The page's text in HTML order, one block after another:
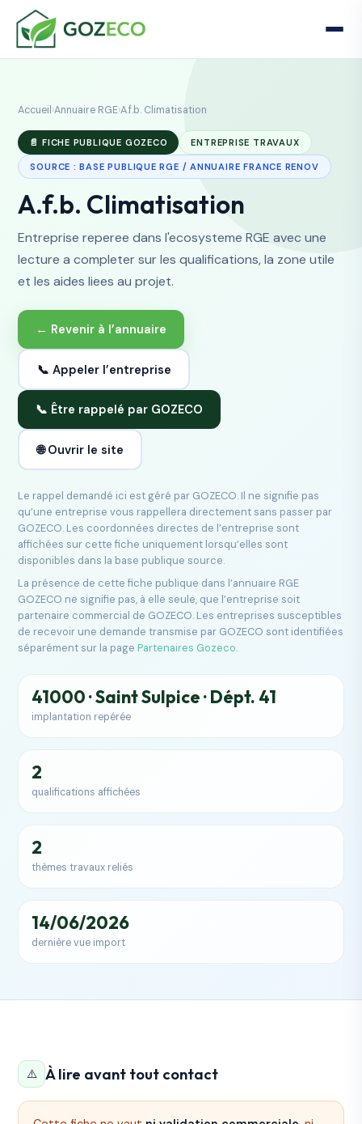
Accueil ›Annuaire RGE›A.f.b. Climatisation
📄 FICHE PUBLIQUE GOZECO ENTREPRISE TRAVAUX
SOURCE : BASE PUBLIQUE RGE / ANNUAIRE FRANCE RENOV
A.f.b. Climatisation
Entreprise reperee dans l'ecosysteme RGE avec une
lecture a completer sur les qualifications, la zone utile
et les aides liees au projet.
← Revenir à l’annuaire
📞 Appeler l’entreprise
📞 Être rappelé par GOZECO
🌐 Ouvrir le site
Le rappel demandé ici est géré par GOZECO. Il ne signifie pas
qu’une entreprise vous rappellera directement sans passer par
GOZECO. Les coordonnées directes de l’entreprise sont
affichées sur cette fiche uniquement lorsqu’elles sont
disponibles dans la base publique source.
La présence de cette fiche publique dans l’annuaire RGE
GOZECO ne signifie pas, à elle seule, que l’entreprise soit
partenaire commercial de GOZECO. Les entreprises susceptibles
de recevoir une demande transmise par GOZECO sont identifiées
séparément sur la pagePartenaires Gozeco.
41000 · Saint Sulpice · Dépt. 41
implantation repérée
2
qualifications affichées
2
thèmes travaux reliés
14/06/2026
dernière vue import
⚠️ À lire avant tout contact